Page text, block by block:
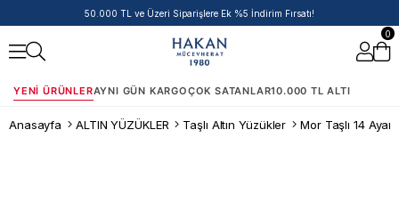
14 Ayar Ürünlerde Havale/EFT İndirimi
0
YENI ÜRÜNLERAYNI GÜN KARGOÇOK SATANLAR10.000 TL ALTI
Anasayfa ALTIN YÜZÜKLER Taşlı Altın Yüzükler Mor Taşlı 14 Ayar